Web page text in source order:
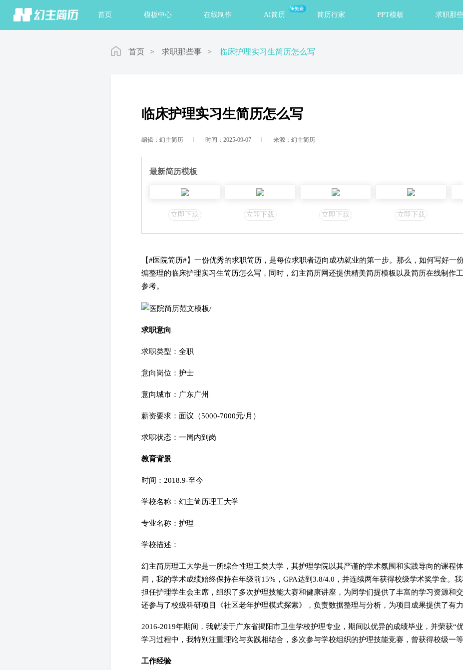
首页 模板中心 在线制作 AI简历
免费
简历行家 PPT模板 求职那
首页 > 求职那些事 > 临床护理实习生简历怎么写
临床护理实习生简历怎么写
编辑：幻主简历 时间：2025-09-07 来源：幻主简历
最新简历模板
立即下载 立即下载 立即下载 立即下载
【#医院简历#】一份优秀的求职简历，是每位求职者迈向成功就业的第一步。那么，如何写好一
编整理的临床护理实习生简历怎么写，同时，幻主简历网还提供精美简历模板以及简历在线制作
参考。
求职意向
求职类型：全职
意向岗位：护士
意向城市：广东广州
薪资要求：面议（5000-7000元/月）
求职状态：一周内到岗
教育背景
时间：2018.9-至今
学校名称：幻主简历理工大学
专业名称：护理
学校描述：
幻主简历理工大学是一所综合性理工类大学，其护理学院以其严谨的学术氛围和实践导向的课程
间，我的学术成绩始终保持在年级前15%，GPA达到3.8/4.0，并连续两年获得校级学术奖学金。我
担任护理学生会主席，组织了多次护理技能大赛和健康讲座，为同学们提供了丰富的学习资源和
还参与了校级科研项目《社区老年护理模式探索》，负责数据整理与分析，为项目成果提供了有力
2016-2019年期间，我就读于广东省揭阳市卫生学校护理专业，期间以优异的成绩毕业，并荣获“
学习过程中，我特别注重理论与实践相结合，多次参与学校组织的护理技能竞赛，曾获得校级一等
工作经验